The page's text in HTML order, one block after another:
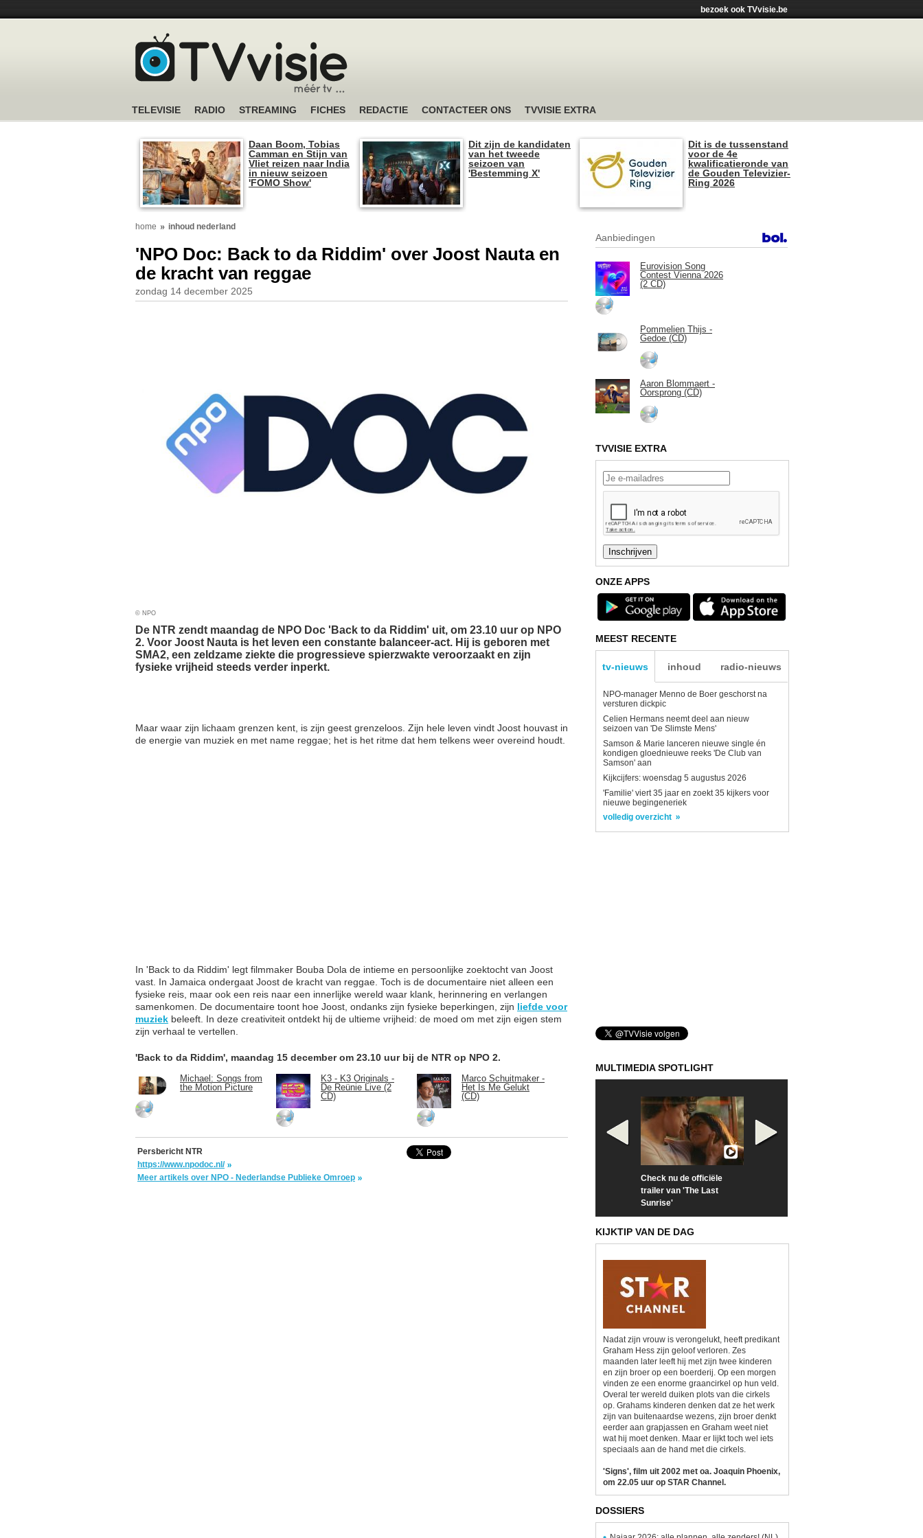
bezoek ook TVvisie.be
TELEVISIE RADIO STREAMING FICHES REDACTIE CONTACTEER ONS TVVISIE EXTRA
Daan Boom, Tobias
Camman en Stijn van
Vliet reizen naar India
in nieuw seizoen
'FOMO Show'
Dit zijn de kandidaten
van het tweede
seizoen van
'Bestemming X'
Dit is de tussenstand
voor de 4e
kwalificatieronde van
de Gouden Televizier-
Ring 2026
home inhoud nederland
'NPO Doc: Back to da Riddim' over Joost Nauta en
de kracht van reggae
zondag 14 december 2025
© NPO
De NTR zendt maandag de NPO Doc 'Back to da Riddim' uit, om 23.10 uur op NPO
2. Voor Joost Nauta is het leven een constante balanceer-act. Hij is geboren met
SMA2, een zeldzame ziekte die progressieve spierzwakte veroorzaakt en zijn
fysieke vrijheid steeds verder inperkt.
Maar waar zijn lichaam grenzen kent, is zijn geest grenzeloos. Zijn hele leven vindt Joost houvast in
de energie van muziek en met name reggae; het is het ritme dat hem telkens weer overeind houdt.
In 'Back to da Riddim' legt filmmaker Bouba Dola de intieme en persoonlijke zoektocht van Joost
vast. In Jamaica ondergaat Joost de kracht van reggae. Toch is de documentaire niet alleen een
fysieke reis, maar ook een reis naar een innerlijke wereld waar klank, herinnering en verlangen
samenkomen. De documentaire toont hoe Joost, ondanks zijn fysieke beperkingen, zijn liefde voor
muziek beleeft. In deze creativiteit ontdekt hij de ultieme vrijheid: de moed om met zijn eigen stem
zijn verhaal te vertellen.
'Back to da Riddim', maandag 15 december om 23.10 uur bij de NTR op NPO 2.
Michael: Songs from
the Motion Picture
K3 - K3 Originals -
De Reünie Live (2
CD)
Marco Schuitmaker -
Het Is Me Gelukt
(CD)
Persbericht NTR
https://www.npodoc.nl/
Meer artikels over NPO - Nederlandse Publieke Omroep
Aanbiedingen
Eurovision Song
Contest Vienna 2026
(2 CD)
Pommelien Thijs -
Gedoe (CD)
Aaron Blommaert -
Oorsprong (CD)
TVVISIE EXTRA
ONZE APPS
MEEST RECENTE
tv-nieuws inhoud radio-nieuws
NPO-manager Menno de Boer geschorst na
versturen dickpic
Celien Hermans neemt deel aan nieuw
seizoen van 'De Slimste Mens'
Samson & Marie lanceren nieuwe single én
kondigen gloednieuwe reeks 'De Club van
Samson' aan
Kijkcijfers: woensdag 5 augustus 2026
'Familie' viert 35 jaar en zoekt 35 kijkers voor
nieuwe begingeneriek
volledig overzicht
MULTIMEDIA SPOTLIGHT
Check nu de officiële
trailer van 'The Last
Sunrise'
KIJKTIP VAN DE DAG
Nadat zijn vrouw is verongelukt, heeft predikant
Graham Hess zijn geloof verloren. Zes
maanden later leeft hij met zijn twee kinderen
en zijn broer op een boerderij. Op een morgen
vinden ze een enorme graancirkel op hun veld.
Overal ter wereld duiken plots van die cirkels
op. Grahams kinderen denken dat ze het werk
zijn van buitenaardse wezens, zijn broer denkt
eerder aan grapjassen en Graham weet niet
wat hij moet denken. Maar er lijkt toch wel iets
speciaals aan de hand met die cirkels.
'Signs', film uit 2002 met oa. Joaquin Phoenix,
om 22.05 uur op STAR Channel.
DOSSIERS